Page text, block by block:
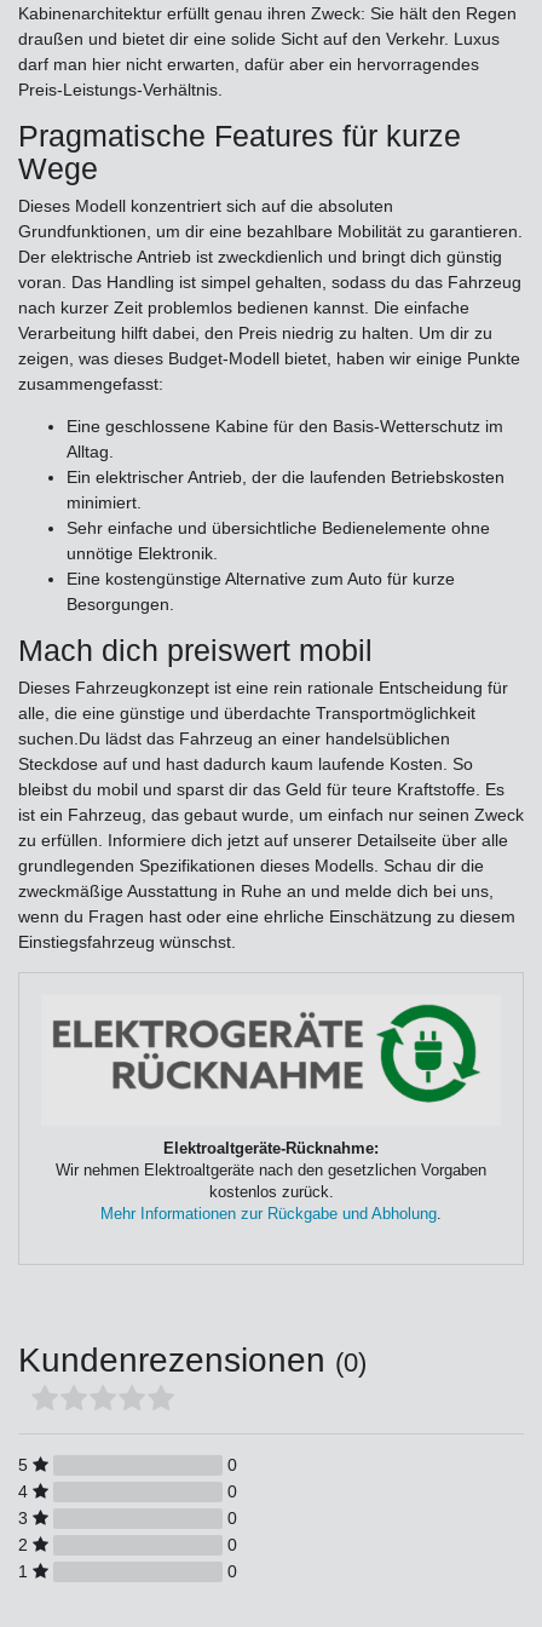
Kabinenarchitektur erfüllt genau ihren Zweck: Sie hält den Regen
draußen und bietet dir eine solide Sicht auf den Verkehr. Luxus
darf man hier nicht erwarten, dafür aber ein hervorragendes
Preis-Leistungs-Verhältnis.
Pragmatische Features für kurze
Wege
Dieses Modell konzentriert sich auf die absoluten
Grundfunktionen, um dir eine bezahlbare Mobilität zu garantieren.
Der elektrische Antrieb ist zweckdienlich und bringt dich günstig
voran. Das Handling ist simpel gehalten, sodass du das Fahrzeug
nach kurzer Zeit problemlos bedienen kannst. Die einfache
Verarbeitung hilft dabei, den Preis niedrig zu halten. Um dir zu
zeigen, was dieses Budget-Modell bietet, haben wir einige Punkte
zusammengefasst:
Eine geschlossene Kabine für den Basis-Wetterschutz im
Alltag.
Ein elektrischer Antrieb, der die laufenden Betriebskosten
minimiert.
Sehr einfache und übersichtliche Bedienelemente ohne
unnötige Elektronik.
Eine kostengünstige Alternative zum Auto für kurze
Besorgungen.
Mach dich preiswert mobil
Dieses Fahrzeugkonzept ist eine rein rationale Entscheidung für
alle, die eine günstige und überdachte Transportmöglichkeit
suchen.Du lädst das Fahrzeug an einer handelsüblichen
Steckdose auf und hast dadurch kaum laufende Kosten. So
bleibst du mobil und sparst dir das Geld für teure Kraftstoffe. Es
ist ein Fahrzeug, das gebaut wurde, um einfach nur seinen Zweck
zu erfüllen. Informiere dich jetzt auf unserer Detailseite über alle
grundlegenden Spezifikationen dieses Modells. Schau dir die
zweckmäßige Ausstattung in Ruhe an und melde dich bei uns,
wenn du Fragen hast oder eine ehrliche Einschätzung zu diesem
Einstiegsfahrzeug wünschst.
Elektroaltgeräte-Rücknahme:
Wir nehmen Elektroaltgeräte nach den gesetzlichen Vorgaben
kostenlos zurück.
Mehr Informationen zur Rückgabe und Abholung.
Kundenrezensionen (0)
5
0
4
0
3
0
2
0
1
0